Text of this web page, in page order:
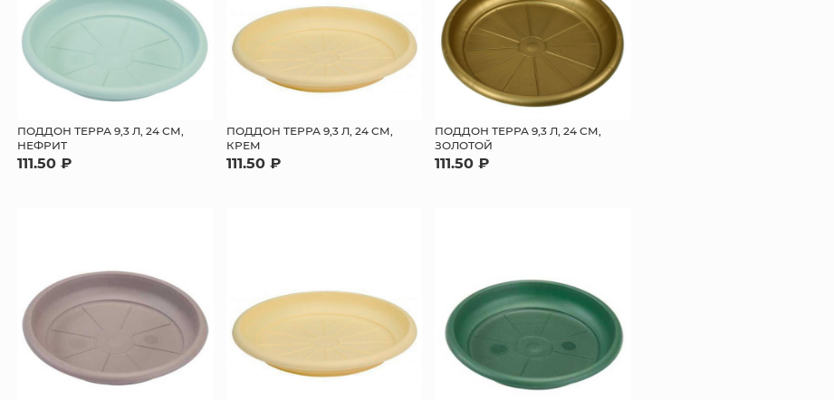
ПОДДОН ТЕРРА 9,3 Л, 24 СМ,
НЕФРИТ
111.50 ₽
ПОДДОН ТЕРРА 9,3 Л, 24 СМ,
КРЕМ
111.50 ₽
ПОДДОН ТЕРРА 9,3 Л, 24 СМ,
ЗОЛОТОЙ
111.50 ₽